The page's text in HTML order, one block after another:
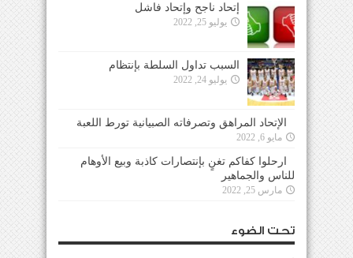
إتحاد ناجح وإتحاد فاشل
يوليو 25, 2022
السبب تداول السلطة بإنتظام
يوليو 24, 2022
الإتحاد المراهق وتصرفاته الصبيانية تورط اللعبة
مايو 6, 2022
ارحلوا كفاكم تغنٍ بإنتصارات كاذبة وبيع الأوهام
للناس والجماهير
مارس 25, 2022
تحت الضوء